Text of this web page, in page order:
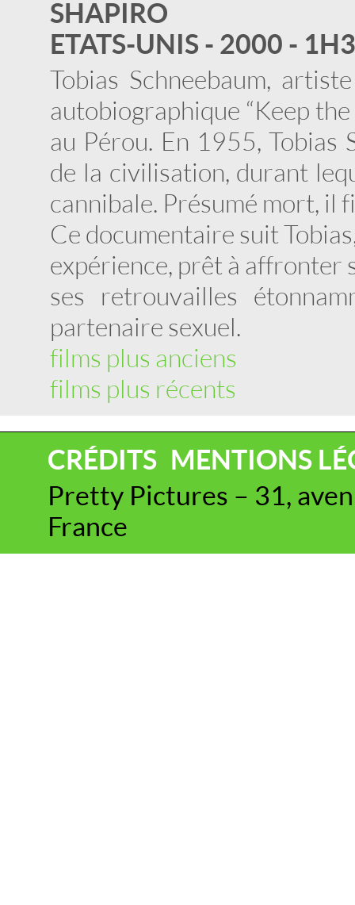
SHAPIRO
ETATS-UNIS - 2000 -
Tobias Schneebaum,
autobiographique “Keep
au Pérou. En 1955, Tobias
de la civilisation, durant
cannibale. Présumé mort, il
Ce documentaire suit
expérience, prêt à affronter
ses retrouvailles
partenaire sexuel.
films plus anciens
films plus récents
CRÉDITS MENTIONS
Pretty Pictures – 31,
France